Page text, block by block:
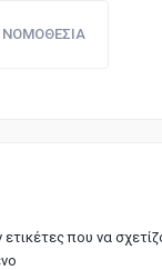
ΝΟΜΟΘΕΣΙΑ
που να